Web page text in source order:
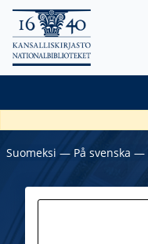
Suomeksi ― På svenska ―